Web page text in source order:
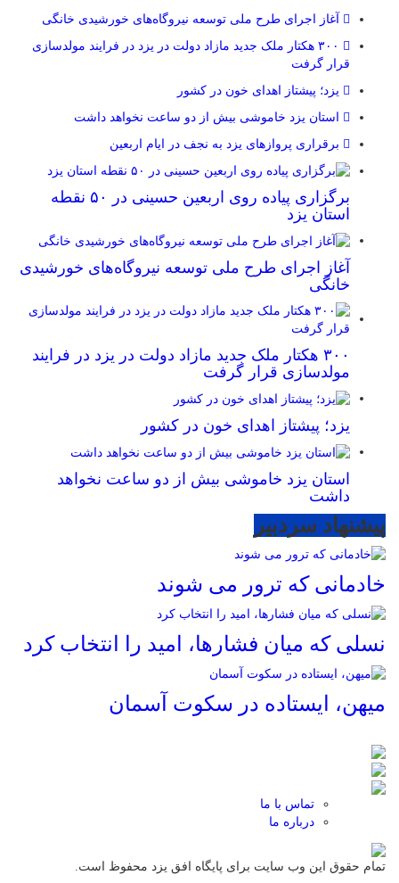
آغاز اجرای طرح ملی توسعه نیروگاه‌های خورشیدی خانگی
۳۰۰ هکتار ملک جدید مازاد دولت در یزد در فرایند مولدسازی
قرار گرفت
یزد؛ پیشتاز اهدای خون در کشور
استان یزد خاموشی بیش از دو ساعت نخواهد داشت
برقراری پرواز‌های یزد به نجف در ایام اربعین
برگزاری پیاده روی اربعین حسینی در ۵۰ نقطه
استان یزد
آغاز اجرای طرح ملی توسعه نیروگاه‌های خورشیدی
خانگی
۳۰۰ هکتار ملک جدید مازاد دولت در یزد در فرایند
مولدسازی قرار گرفت
یزد؛ پیشتاز اهدای خون در کشور
استان یزد خاموشی بیش از دو ساعت نخواهد
داشت
پیشنهاد سردبیر
خادمانی که ترور می شوند
نسلی که میان فشارها، امید را انتخاب کرد
میهن، ایستاده در سکوت آسمان
تماس با ما
درباره ما
تمام حقوق این وب سایت برای پایگاه افق یزد محفوظ است.